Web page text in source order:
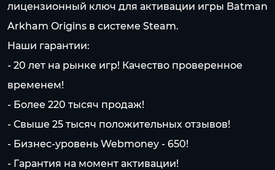
лицензионный ключ для активации игры Batman
Arkham Origins в системе Steam.
Наши гарантии:
- 20 лет на pынке игр! Качество проверенное
временем!
- Более 220 тысяч продаж!
- Свыше 25 тысяч положительных отзывов!
- Бизнес-уровень Webmoney - 650!
- Гарантия на момент активации!